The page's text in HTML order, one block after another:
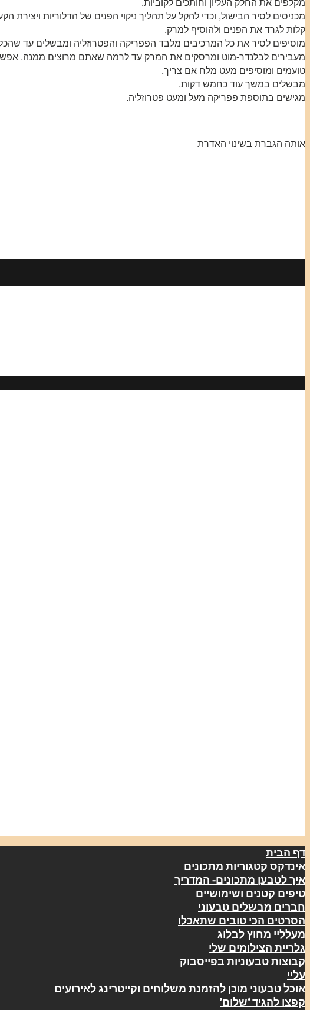
קלות לגרד את הפנים ולהוסיף למרק.
מוסיפים לסיר את כל המרכיבים מלבד הפפריקה והפטרוזליה ומבשלים עד
מעבירים לבלנדר-מוט ומרסקים את המרק עד לרמה שאתם מרוצים ממנה.
טועמים ומוסיפים מעט מלח אם צריך.
מבשלים במשך עוד כחמש דקות.
מגישים בתוספת פפריקה מעל ומעט פטרוזליה.
אותה הגברת בשינוי האדרת
דף הבית
אינדקס קטגוריות מתכונים
איך לטבען מתכונים- המדריך
טיפים קטנים ושימושיים
חברים מבשלים טבעוני
הסרטים הכי טובים שתאכלו
מעלליי מחוץ לבלוג
גלריית הצילומים שלי
קבוצות טבעוניות בפייסבוק
עליי
אוכל טבעוני מוכן להזמנת משלוחים וקייטרינג לאירועים
קפצו להגיד ‘שלום’